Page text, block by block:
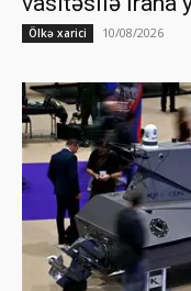
Ölkə xarici 10/08/2026